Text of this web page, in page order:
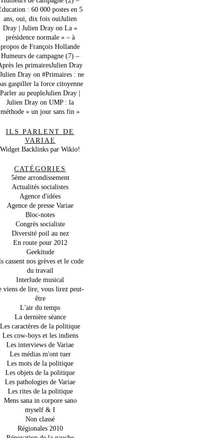
: 60 000 postes en 5
ans, oui, dix fois ouiJulien
Dray | Julien Dray on La «
présidence normale » – à
propos de François Hollande
Humeurs de campagne (7) –
les primairesJulien Dray
Dray on #Primaires : ne
gaspiller la force citoyenne
Parler au peupleJulien Dray |
Julien Dray on UMP : la
méthode « un jour sans fin »
ILS PARLENT DE
VARIAE
Widget Backlinks par Wikio!
CATÉGORIES
5ème arrondissement
Actualités socialistes
Agence d'idées
Agence de presse Variae
Bloc-notes
Congrès socialiste
Diversité poil au nez
En route pour 2012
Geekitude
cassent nos grèves et le code
du travail
Interlude musical
viens de lire, vous lirez peut-
être
L'air du temps
La dernière séance
Les caractères de la politique
Les cow-boys et les indiens
Les interviews de Variae
Les médias m'ont tuer
Les mots de la politique
Les objets de la politique
Les pathologies de Variae
Les rites de la politique
Mens sana in corpore sano
myself & I
Non classé
Régionales 2010